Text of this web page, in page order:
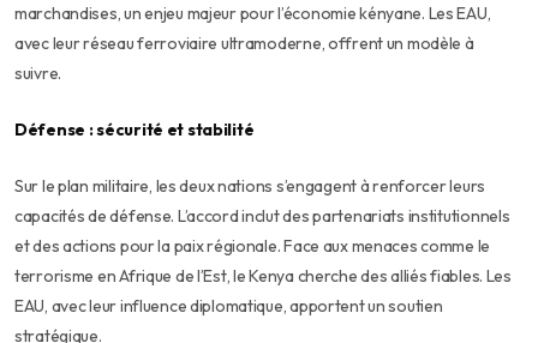
marchandises, un enjeu majeur pour l’économie kényane. Les EAU,
avec leur réseau ferroviaire ultramoderne, offrent un modèle à
suivre.
Défense : sécurité et stabilité
Sur le plan militaire, les deux nations s’engagent à renforcer leurs
capacités de défense. L’accord inclut des partenariats institutionnels
et des actions pour la paix régionale. Face aux menaces comme le
terrorisme en Afrique de l’Est, le Kenya cherche des alliés fiables. Les
EAU, avec leur influence diplomatique, apportent un soutien
stratégique.